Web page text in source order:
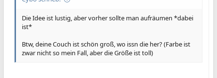
Die Idee ist lustig, aber vorher sollte man aufräumen *dabei
ist*
Btw, deine Couch ist schön groß, wo issn die her? (Farbe ist
zwar nicht so mein Fall, aber die Größe ist toll)